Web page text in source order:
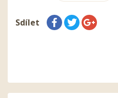
Sdílet